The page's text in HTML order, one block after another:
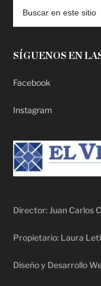
SÍGUENOS EN
Facebook
Instagram
Director: Juan Carlos
Propietario: Laura
Diseño y Desarrollo